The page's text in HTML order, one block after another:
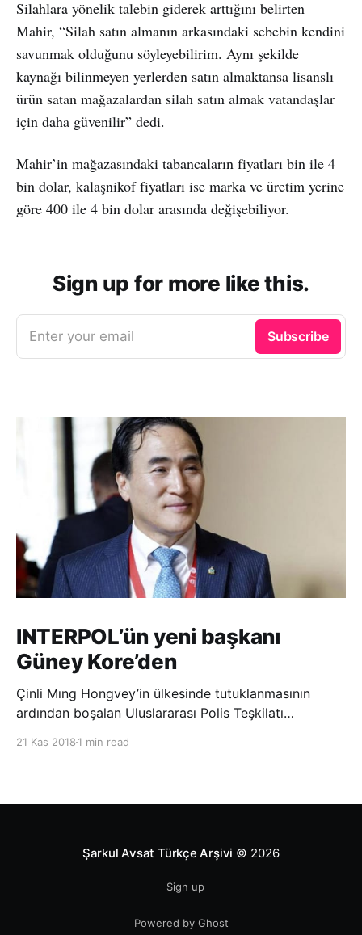
Silahlara yönelik talebin giderek arttığını belirten
Mahir, “Silah satın almanın arkasındaki sebebin kendini
savunmak olduğunu söyleyebilirim. Aynı şekilde
kaynağı bilinmeyen yerlerden satın almaktansa lisanslı
ürün satan mağazalardan silah satın almak vatandaşlar
için daha güvenilir” dedi.
Mahir’in mağazasındaki tabancaların fiyatları bin ile 4
bin dolar, kalaşnikof fiyatları ise marka ve üretim yerine
göre 400 ile 4 bin dolar arasında değişebiliyor.
Sign up for more like this.
Enter your email Subscribe
INTERPOL’ün yeni başkanı
Güney Kore’den
Çinli Mıng Hongvey’in ülkesinde tutuklanmasının
ardından boşalan Uluslararası Polis Teşkilatı
21 Kas 2018 1 min read
Şarkul Avsat Türkçe Arşivi © 2026
Sign up
Powered by Ghost